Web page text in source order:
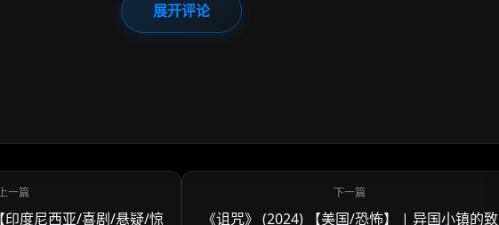
展开评论
印度尼西亚/喜剧/悬疑/惊 《诅咒》 (2024) 【美国/恐怖】 | 异国小镇的致